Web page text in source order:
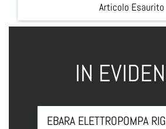
Articolo Esaurito
IN
EBARA ELETTROPOMPA